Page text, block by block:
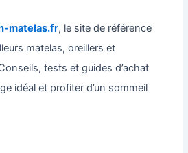
matelas.fr, le site de référence
matelas, oreillers et
tests et guides d’achat
idéal et profiter d’un sommeil